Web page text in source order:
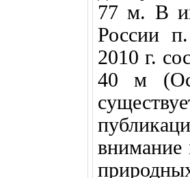
77 м. В
России
2010 г.
40 м
внимание